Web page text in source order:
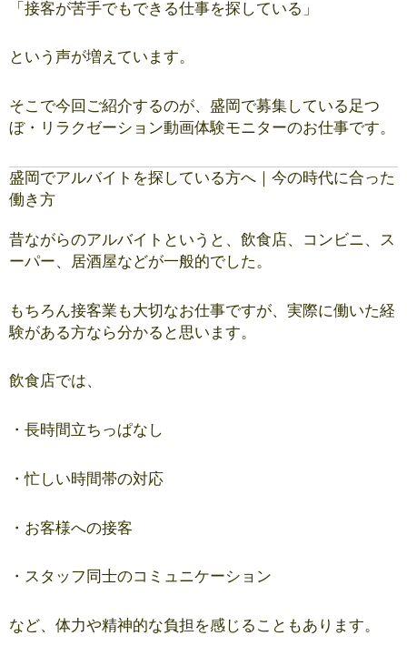
「接客が苦手でもできる仕事を探している」
という声が増えています。
そこで今回ご紹介するのが、盛岡で募集している足つ
ぼ・リラクゼーション動画体験モニターのお仕事です。
盛岡でアルバイトを探している方へ｜今の時代に合った
働き方
昔ながらのアルバイトというと、飲食店、コンビニ、ス
ーパー、居酒屋などが一般的でした。
もちろん接客業も大切なお仕事ですが、実際に働いた経
験がある方なら分かると思います。
飲食店では、
・長時間立ちっぱなし
・忙しい時間帯の対応
・お客様への接客
・スタッフ同士のコミュニケーション
など、体力や精神的な負担を感じることもあります。